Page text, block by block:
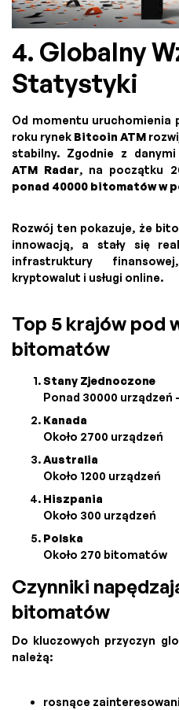
4. Globalny
Statystyki
Od momentu uruchomienia
roku rynek Bitcoin ATM
stabilny. Zgodnie z
ATM Radar, na początku
ponad 40000 bitomatów w
Rozwój ten pokazuje, że
innowacją, a stały się
infrastruktury
kryptowalut i usługi online.
Top 5 krajów pod
bitomatów
Stany Zjednoczone
Ponad 30000 urządzeń
Kanada
Około 2700 urządzeń
Australia
Około 1200 urządzeń
Hiszpania
Około 300 urządzeń
Polska
Około 270 bitomatów
Czynniki
bitomatów
Do kluczowych przyczyn
należą:
rosnące